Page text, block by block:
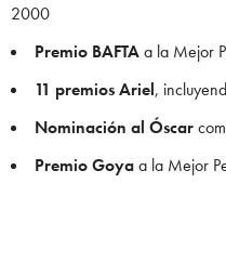
2000
Premio BAFTAa la Mejor
11 premios Ariel,
Nominación al Óscar
Premio Goyaa la Mejor